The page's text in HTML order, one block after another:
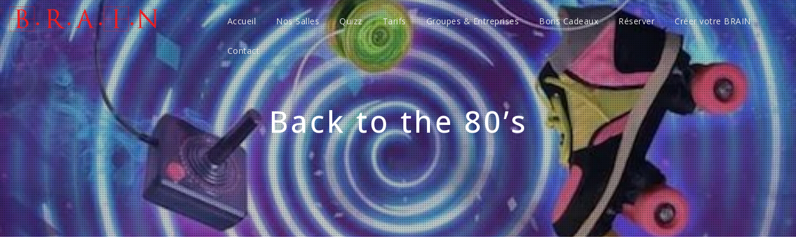
Accueil Nos Salles Quizz Tarifs Groupes & Entreprises Bons Cadeaux Réserver Créer votre BRAIN
Contact
Back to the 80’s